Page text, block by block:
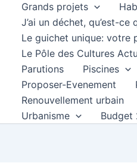
Grands projets
J’ai un déchet, qu’est-ce
Le guichet unique: votre
Le Pôle des Cultures
Parutions
Piscines
Proposer-Evenement
Renouvellement urbain
Urbanisme
Budget